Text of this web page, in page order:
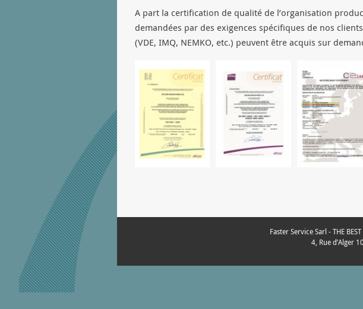
A part la certification de qualité de l’organisation
demandées par des exigences spécifiques de nos
(VDE, IMQ, NEMKO, etc.) peuvent être acquis sur
Faster Service Sarl - THE
4, Rue d’Alger